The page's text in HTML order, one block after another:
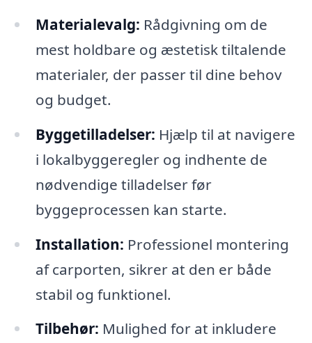
Materialevalg: Rådgivning om de
mest holdbare og æstetisk tiltalende
materialer, der passer til dine behov
og budget.
Byggetilladelser: Hjælp til at navigere
i lokalbyggeregler og indhente de
nødvendige tilladelser før
byggeprocessen kan starte.
Installation: Professionel montering
af carporten, sikrer at den er både
stabil og funktionel.
Tilbehør: Mulighed for at inkludere